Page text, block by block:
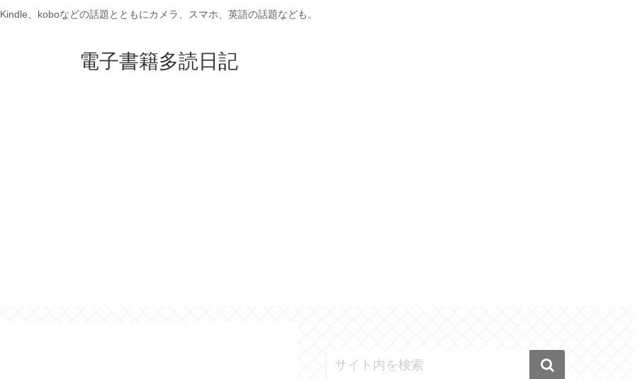
Kindle、koboなどの話題とともにカメラ、スマホ、英語の話題なども。
電子書籍多読日記